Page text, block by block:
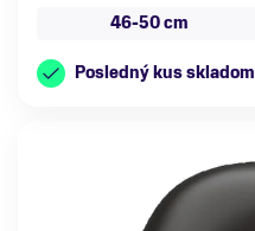
46-50 cm
Posledný kus skladom